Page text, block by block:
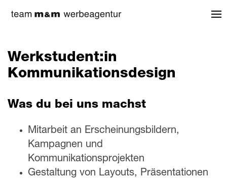
Werkstudent:in
Kommunikationsdesign
Was du bei uns machst
Mitarbeit an Erscheinungsbildern,
Kampagnen und
Kommunikationsprojekten
Gestaltung von Layouts, Präsentationen